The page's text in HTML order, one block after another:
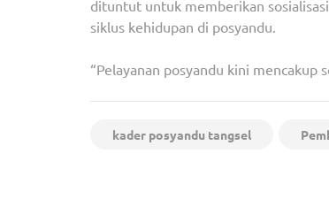
dituntut untuk memberikan
siklus kehidupan di posyandu.
“Pelayanan posyandu kini mencakup
kader posyandu tangsel